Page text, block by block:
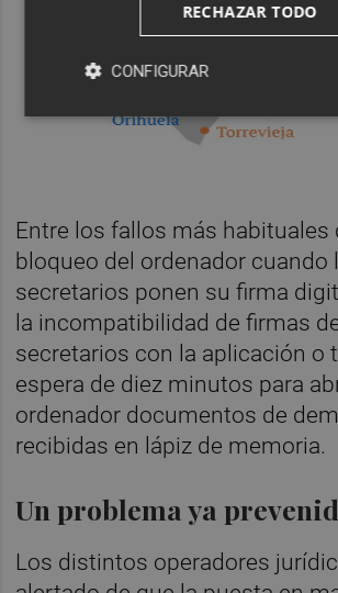
Entre los fallos más habituales
bloqueo del ordenador cuando
secretarios ponen su firma
la incompatibilidad de firmas
secretarios con la aplicación o
espera de diez minutos para
ordenador documentos de
recibidas en lápiz de memoria.
Un problema ya
Los distintos operadores
RECHAZAR TODO
CONFIGURAR